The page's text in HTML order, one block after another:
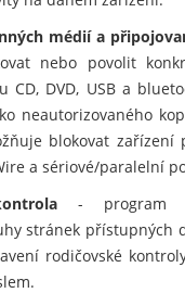
médií a
nebo povolit
CD, DVD, USB a
neautorizovaného
blokovat zařízení
a sériové/paralelní
- program
stránek přístupných
rodičovské